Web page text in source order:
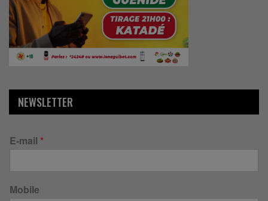
NEWSLETTER
E-mail *
Mobile